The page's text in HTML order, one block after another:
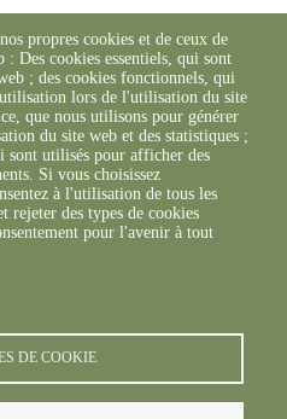
propres cookies et de ceux de
: Des cookies essentiels, qui sont
; des cookies fonctionnels, qui
lors de l'utilisation du site
que nous utilisons pour générer
du site web et des statistiques ;
sont utilisés pour afficher des
Si vous choisissez
à l'utilisation de tous les
rejeter des types de cookies
pour l'avenir à tout
DE COOKIE